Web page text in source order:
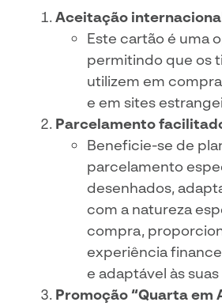
Aceitação
Este cartão é uma
permitindo que os
utilizem em
e em sites
Parcelamento
Beneficie-se de
parcelamento
desenhados,
com a natureza
compra,
experiência
e adaptável às
Promoção “Quarta em